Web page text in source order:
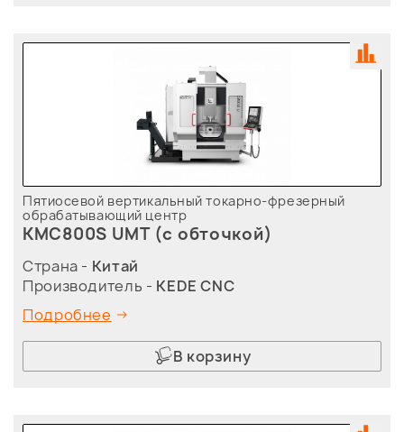
Пятиосевой вертикальный токарно-фрезерный
обрабатывающий центр
KMC800S UMT (с обточкой)
Страна - Китай
Производитель - KEDE CNC
Подробнее
В корзину